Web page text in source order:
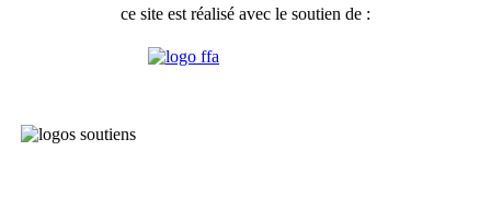
ce site est réalisé avec le soutien de :